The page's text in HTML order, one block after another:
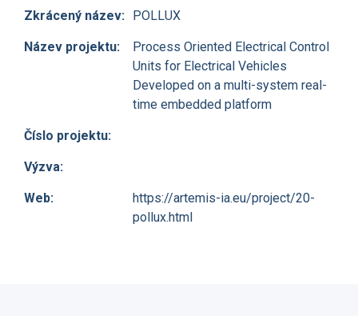
Zkrácený název: POLLUX
Název projektu:
Process Oriented Electrical Control
Units for Electrical Vehicles
Developed on a multi-system real-
time embedded platform
Číslo projektu:
Výzva:
Web:
https://artemis-ia.eu/project/20-
pollux.html